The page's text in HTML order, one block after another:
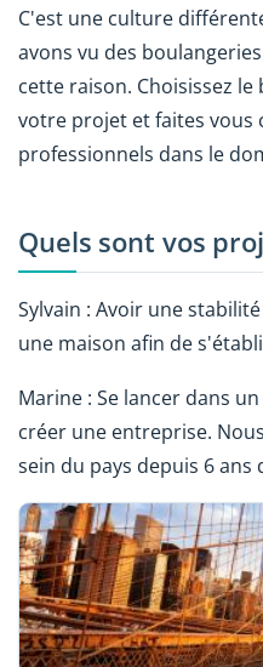
C'est une culture
avons vu des
cette raison. Choisissez
votre projet et faites vous
professionnels dans le
Quels sont vos
Sylvain : Avoir une
une maison afin de
Marine : Se lancer dans
créer une entreprise.
sein du pays depuis 6